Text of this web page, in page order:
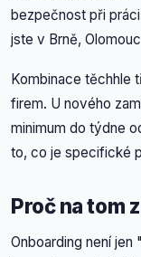
bezpečnost při
jste v Brně,
Kombinace těchhle
firem. U nového
minimum do týdne
to, co je specifické
Proč na tom
Onboarding není